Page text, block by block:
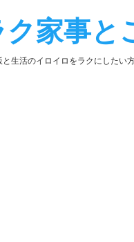
ク家事と
生活のイロイロをラクにしたい